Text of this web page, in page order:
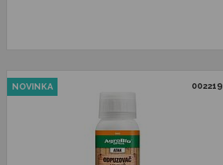
002219
NOVINKA